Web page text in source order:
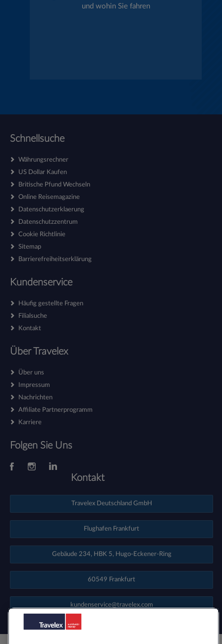
und wohin Sie fahren
Schnellsuche
Währungsrechner
US Dollar Kaufen
Britische Pfund Wechseln
Online Reisemagazine
Datenschutzerklaerung
Datenschutzzentrum
Cookie Richtlinie
Sitemap
Barrierefreiheitserklärung
Kundenservice
Häufig gestellte Fragen
Filialsuche
Kontakt
Über Travelex
Über uns
Impressum
Nachrichten
Affiliate Partnerprogramm
Karriere
Folgen Sie Uns
Kontakt
Travelex Deutschland GmbH
Flughafen Frankfurt
Gebäude 234, HBK 5, Hugo-Eckener-Ring
60549 Frankfurt
kundenservice@travelex.com